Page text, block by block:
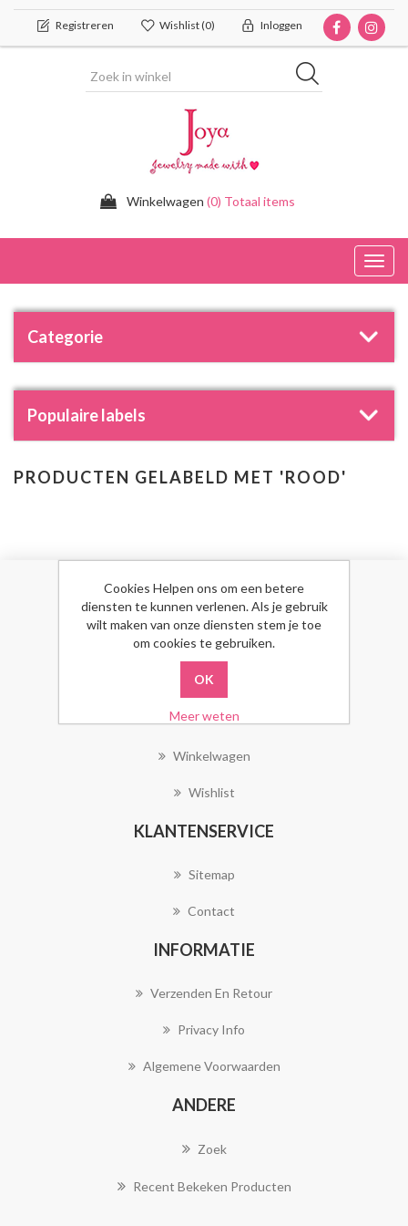
Registreren Wishlist(0) Inloggen
Winkelwagen (0) Totaal items
Categorie
Populaire labels
PRODUCTEN GELABELD MET 'ROOD'
MIJN ACCOUNT
Mijn Account
Bestellingen
Klant Adressen
Winkelwagen
Wishlist
KLANTENSERVICE
Sitemap
Contact
INFORMATIE
Verzenden En Retour
Privacy Info
Algemene Voorwaarden
ANDERE
Zoek
Recent Bekeken Producten
Cookies Helpen ons om een betere
diensten te kunnen verlenen. Als je gebruik
wilt maken van onze diensten stem je toe
om cookies te gebruiken.
Meer weten